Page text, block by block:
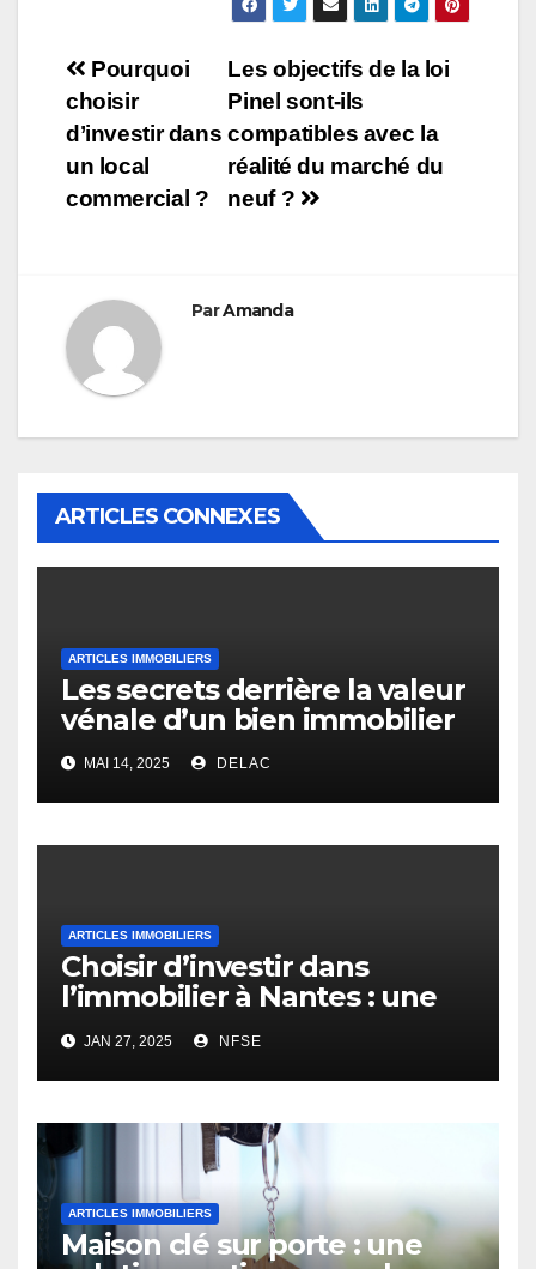
Navigation
de
l’article
Les objectifs de la loi
Pinel sont-ils
compatibles avec la
réalité du marché du
neuf ?
Pourquoi
choisir
d’investir dans
un local
commercial ?
ParAmanda
ARTICLES CONNEXES
ARTICLES IMMOBILIERS
Les secrets derrière la valeur
vénale d’un bien immobilier
MAI 14, 2025 DELAC
ARTICLES IMMOBILIERS
Choisir d’investir dans
l’immobilier à Nantes : une
opportunité rentable
JAN 27, 2025 NFSE
ARTICLES IMMOBILIERS
Maison clé sur porte : une